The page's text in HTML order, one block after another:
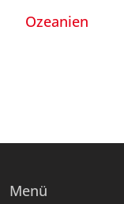
Ozeanien
Menü